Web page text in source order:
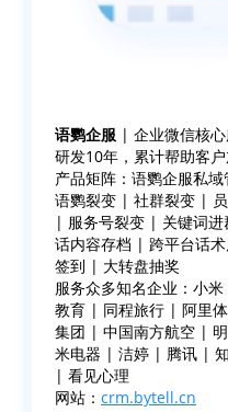
语鹦企服 | 企业微信核
研发10年，累计帮助客
产品矩阵：语鹦企服私
语鹦裂变 | 社群裂变 |
| 服务号裂变 | 关键词
话内容存档 | 跨平台话
签到 | 大转盘抽奖
服务众多知名企业：小
教育 | 同程旅行 | 阿里
集团 | 中国南方航空 |
米电器 | 洁婷 | 腾讯 |
| 看见心理
网站： crm.bytell.cn